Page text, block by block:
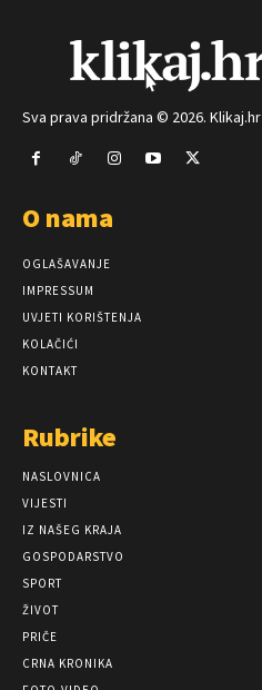
Sva prava pridržana © 2026. Klikaj.hr
O nama
OGLAŠAVANJE
IMPRESSUM
UVJETI KORIŠTENJA
KOLAČIĆI
KONTAKT
Rubrike
NASLOVNICA
VIJESTI
IZ NAŠEG KRAJA
GOSPODARSTVO
SPORT
ŽIVOT
PRIČE
CRNA KRONIKA